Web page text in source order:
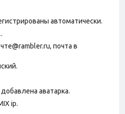
автоматически.
почта в
аватарка.
ip.